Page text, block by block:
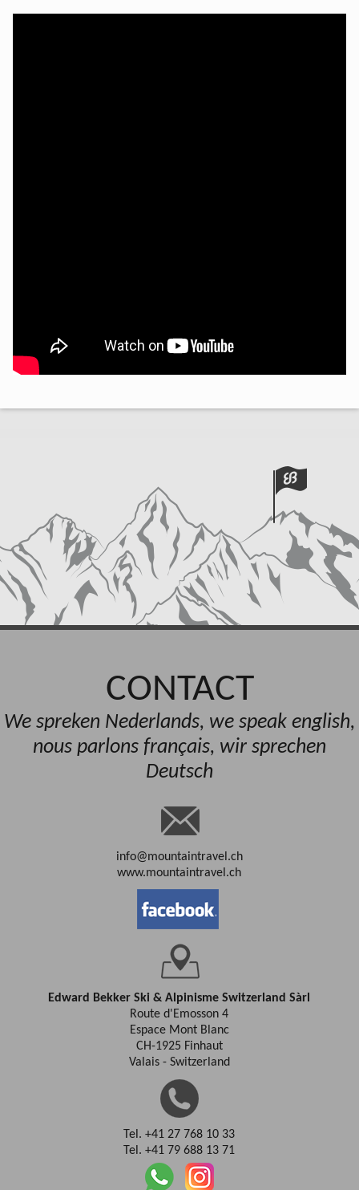
CONTACT
We spreken Nederlands, we speak english,
nous parlons français, wir sprechen
Deutsch
info@mountaintravel.ch
www.mountaintravel.ch
Edward Bekker Ski & Alpinisme Switzerland Sàrl
Route d'Emosson 4
Espace Mont Blanc
CH-1925 Finhaut
Valais - Switzerland
Tel. +41 27 768 10 33
Tel. +41 79 688 13 71